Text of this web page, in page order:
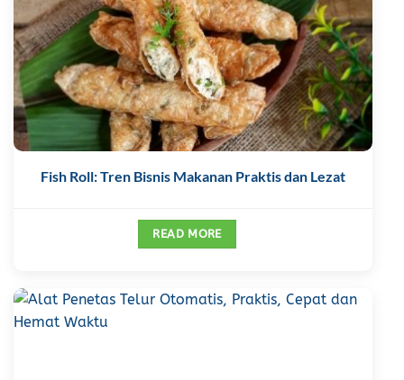
Fish Roll: Tren Bisnis Makanan Praktis dan Lezat
READ MORE